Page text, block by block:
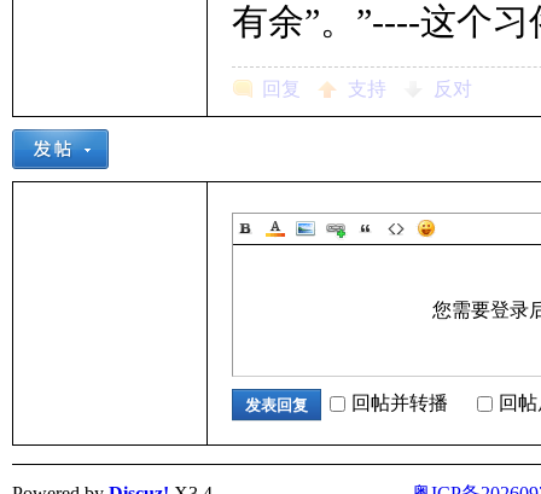
有余”。”----这个
回复 支持 反对
您需要登录
发表回复 回帖并转播 回